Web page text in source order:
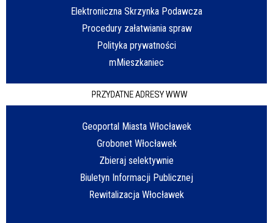
Elektroniczna Skrzynka Podawcza
Procedury załatwiania spraw
Polityka prywatności
mMieszkaniec
PRZYDATNE ADRESY WWW
Geoportal Miasta Włocławek
Grobonet Włocławek
Zbieraj selektywnie
Biuletyn Informacji Publicznej
Rewitalizacja Włocławek